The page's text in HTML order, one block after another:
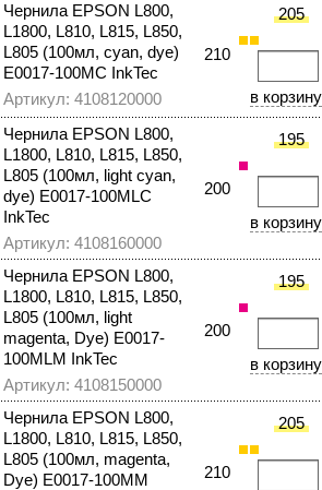
Чернила EPSON L800,
L1800, L810, L815, L850,
L805 (100мл, cyan, dye)
E0017-100MC InkTec
Артикул: 4108120000
210
205
Чернила EPSON L800,
L1800, L810, L815, L850,
L805 (100мл, light cyan,
dye) E0017-100MLC
InkTec
Артикул: 4108160000
200
195
Чернила EPSON L800,
L1800, L810, L815, L850,
L805 (100мл, light
magenta, Dye) E0017-
100MLM InkTec
Артикул: 4108150000
200
195
Чернила EPSON L800,
L1800, L810, L815, L850,
L805 (100мл, magenta,
Dye) E0017-100MM
210
205